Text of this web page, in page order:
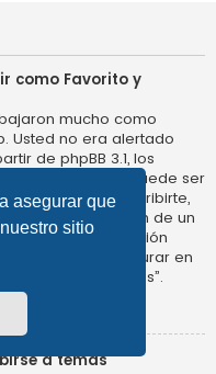
asegurar que
sitio
como Favorito y
mucho como
Usted no era alertado
de phpBB 3.1, los
un tema. Usted puede ser
actualiza. Al suscribirte,
una actualización de un
de notificación
se pueden configurar en
de Foros”.
a temas